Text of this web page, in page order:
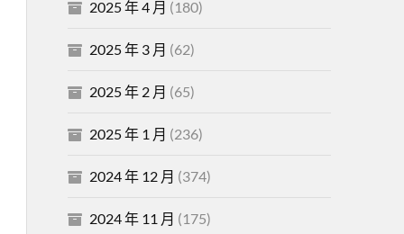
2025 年 4 月 (180)
2025 年 3 月 (62)
2025 年 2 月 (65)
2025 年 1 月 (236)
2024 年 12 月 (374)
2024 年 11 月 (175)